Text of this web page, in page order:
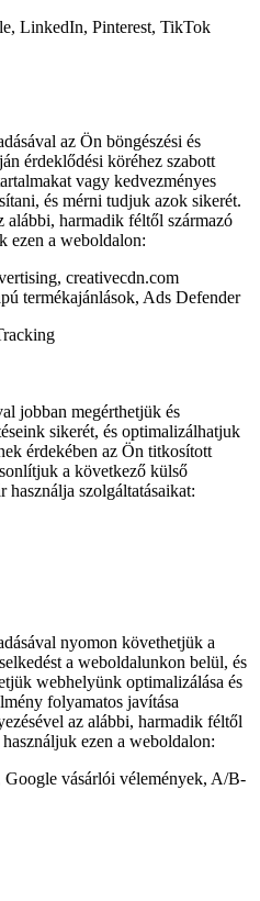
LinkedIn, Pinterest, TikTok
az Ön böngészési és
érdeklődési köréhez szabott
vagy kedvezményes
és mérni tudjuk azok sikerét.
alábbi, harmadik féltől származó
ezen a weboldalon:
creativecdn.com
termékajánlások, Ads Defender
jobban megérthetjük és
sikerét, és optimalizálhatjuk
érdekében az Ön titkosított
a következő külső
szolgáltatásaikat:
nyomon követhetjük a
a weboldalunkon belül, és
webhelyünk optimalizálása és
folyamatos javítása
az alábbi, harmadik féltől
ezen a weboldalon:
vásárlói vélemények, A/B-